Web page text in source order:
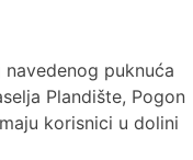
puknuća
Plandište, Pogon
korisnici u dolini